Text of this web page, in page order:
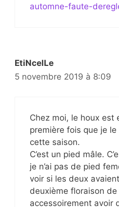
automne-faute-
EtiNcelLe
5 novembre 2019 à 8:09
Chez moi, le houx est
première fois que je
cette saison.
C’est un pied mâle.
je n’ai pas de pied
voir si les deux
deuxième floraison de
accessoirement avoir